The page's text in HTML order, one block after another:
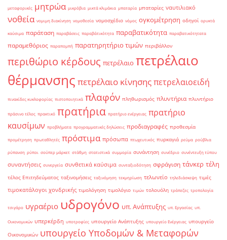
μεταφορικές μητρώα μικρόβια μικτά κλιμάκια μπαταρία μπαταρίες ναυτιλιακό
νοθεία νομιμη διακίνηση νομοθεσία νομοσχέδιο νόμος ογκομέτρηση οδηγοί ορυκτά
καύσιμα παράταση παραβάσεις παραβάτικότητα παραβατικότητα παραβατικότητατα
παραμεθόριος παραπομπή παρατηρητήριο τιμών περιβάλλον
περιθώριο κέρδους πετρέλαιο πετρέλαιο
θέρμανσης πετρέλαιο κίνησηςπετρελαιοειδή
πινακίδες κυκλοφορίας πιστοποιητικά πλαφόν πληθωρισμός πλυντήρια πλυντήριο
πράσινο τέλος πρακτικό πρατήρια πρατήριο ενέργειας πρατήριο
καυσίμων προβλήματα προγραμματικές δηλώσεις προδιαγραφές προθεσμία
προμέτρηση πρωταθλητές πρόστιμα πρόσωπα πτωχευτικός πυρκαγιά ρεύμα ρούβλια
ρύπανση ρύποι σούπερ μάρκετ στάθμη στατιστικά συμμορία συνάντηση συνέδριο συνέντευξη τύπου
συναντήσεις συνεργεία συνθετικά καύσιμα συνταξιοδότηση σφράγιση τάνκερ τέλη
τέλος Επιτηδεύματος ταξινομήσεις ταξινόμηση τεκμηρίωση τελωνείο τηλεδιάσκεψη τιμές
τιμοκατάλογοι χονδρικής τιμολόγηση τιμολόγιο τιμών τολουόλη τράπεζες τροπολογία
τσιγάρο υγραέριο υδρογόνο υπ. Ανάπτυξης υπ. Εργασίας υπ.
Οικονομικών υπερκέρδη υποτροφίες υπουργείο Ανάπτυξης υπουργείο Ενέργειας υπουργείο
Οικονομικών υπουργείο Υποδομών & Μεταφορών